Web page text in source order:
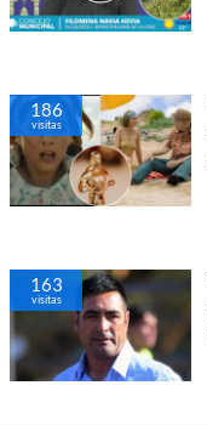
186
visitas
163
visitas